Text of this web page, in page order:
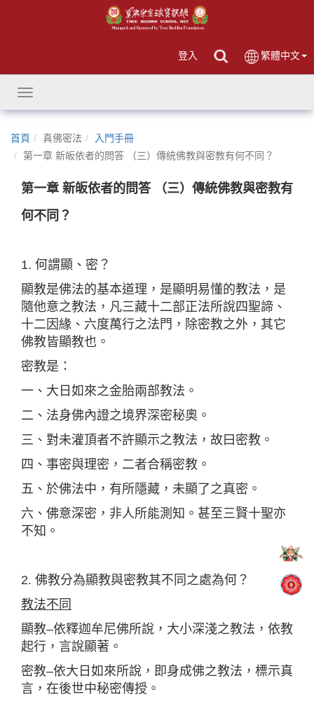
登入 繁體中文
Toggle
navigation
首頁 真佛密法
入門手冊
第一章 新皈依者的問答 （三）傳統佛教與密教有何不同？
第一章 新皈依者的問答 （三）傳統佛教與密教有
何不同？
1. 何謂顯、密？
顯教是佛法的基本道理，是顯明易懂的教法，是
隨他意之教法，凡三藏十二部正法所說四聖諦、
十二因緣、六度萬行之法門，除密教之外，其它
佛教皆顯教也。
密教是：
一、大日如來之金胎兩部教法。
二、法身佛內證之境界深密秘奧。
三、對未灌頂者不許顯示之教法，故曰密教。
四、事密與理密，二者合稱密教。
五、於佛法中，有所隱藏，未顯了之真密。
六、佛意深密，非人所能測知。甚至三賢十聖亦
不知。
2. 佛教分為顯教與密教其不同之處為何？
教法不同
顯教–依釋迦牟尼佛所說，大小深淺之教法，依教
起行，言說顯著。
密教–依大日如來所說，即身成佛之教法，標示真
言，在後世中秘密傳授。